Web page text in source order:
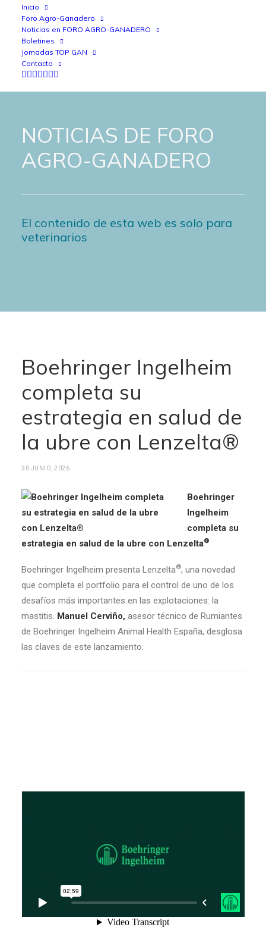
Inicio
Foro Agro-Ganadero
Noticias en FORO AGRO-GANADERO
Boletines
Jornadas TOP GAN
Contacto
NOTICIAS DE FORO
AGRO-GANADERO
El contenido de esta web es solo para
veterinarios
Boehringer Ingelheim
completa su
estrategia en salud de
la ubre con Lenzelta®
30 JUNIO, 2026
Boehringer
Ingelheim
completa su
estrategia en salud de la ubre con Lenzelta®
Boehringer Ingelheim presenta Lenzelta®, una novedad
que completa el portfolio para el control de uno de los
desafíos más importantes en las explotaciones: la
mastitis. Manuel Cerviño, asesor técnico de Rumiantes
de Boehringer Ingelheim Animal Health España, desglosa
las claves de este lanzamiento.